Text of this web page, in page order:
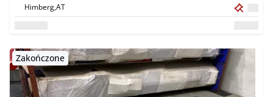
Himberg,AT
Zakończone